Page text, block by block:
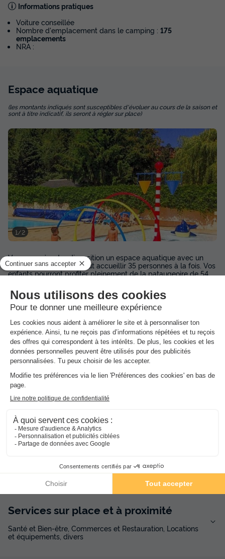
Informations pratiques
Voiture conseillée
Nombre d'emplacement dans le camping : 175
emplacements
NRA :
Espace aquatique
(les montants indiqués sont susceptibles d'évoluer au cours de la saison et
sont à titre indicatif, ils seront à régler sur place)
1/2
Vous avez à votre disposition un espace aquatique avec un
bassin de 140 m² qui peut accueillir 35 personnes à la fois. Vos
enfants pourront profiter pleinement de la pataugeoire de 54
bain sont acceptés dans la piscine. L'eau est chlorée,
désinfectée et assainie pour assurer la sécurité de tous. Aucun
virus ne peut survivre dans l'eau.
Dansl'établissement
Parasols
Transats gratuits
Piscine extérieure non chauffée
Ouvert en juillet et août
Avec pataugeoire
Gratuit
Activités et animations proposées
Espace aquatique, Animations, Sports et Loisirs
Services sur place et à proximité
Santé et Bien-être, Commerces et Restauration, Locations
et équipements, divers